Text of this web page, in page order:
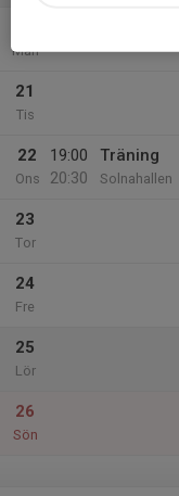
Mån
21
Tis
22
Ons
19:00
20:30
Träning
Solnahallen
23
Tor
24
Fre
25
Lör
26
Sön